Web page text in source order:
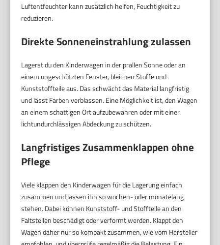
Luftentfeuchter kann zusätzlich helfen, Feuchtigkeit zu
reduzieren.
Direkte Sonneneinstrahlung zulassen
Lagerst du den Kinderwagen in der prallen Sonne oder an
einem ungeschützten Fenster, bleichen Stoffe und
Kunststoffteile aus. Das schwächt das Material langfristig
und lässt Farben verblassen. Eine Möglichkeit ist, den Wagen
an einem schattigen Ort aufzubewahren oder mit einer
lichtundurchlässigen Abdeckung zu schützen.
Langfristiges Zusammenklappen ohne
Pflege
Viele klappen den Kinderwagen für die Lagerung einfach
zusammen und lassen ihn so wochen- oder monatelang
stehen. Dabei können Kunststoff- und Stoffteile an den
Faltstellen beschädigt oder verformt werden. Klappt den
Wagen daher nur so kompakt zusammen, wie vom Hersteller